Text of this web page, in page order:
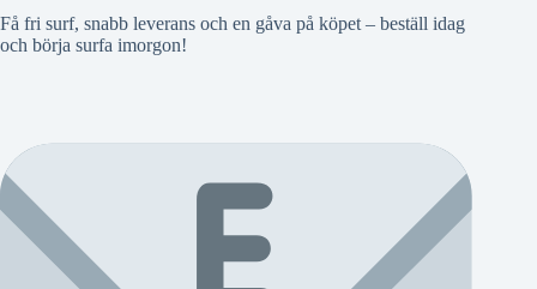
Få fri surf, snabb leverans och en gåva på köpet – beställ idag
och börja surfa imorgon!